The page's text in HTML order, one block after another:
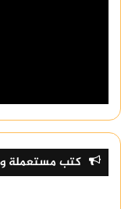
التعليمية
والأنشطة
الدخول إلى
الدراسة،
التعليم أكثر
بسهولة مع
كتب مستعملة